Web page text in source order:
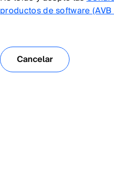
productos de software
Cancelar